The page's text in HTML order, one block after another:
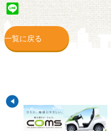
Line
一覧に戻る